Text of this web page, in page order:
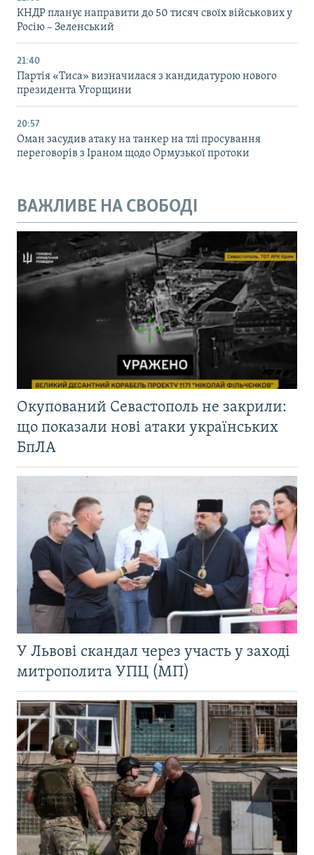
КНДР планує направити до 50 тисяч своїх військових у
Росію – Зеленський
21:40
Партія «Тиса» визначилася з кандидатурою нового
президента Угорщини
20:57
Оман засудив атаку на танкер на тлі просування
переговорів з Іраном щодо Ормузької протоки
ВАЖЛИВЕ НА СВОБОДІ
Окупований Севастополь не закрили:
що показали нові атаки українських
БпЛА
У Львові скандал через участь у заході
митрополита УПЦ (МП)